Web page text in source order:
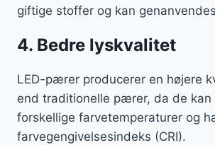
giftige stoffer og kan
4. Bedre lyskvalitet
LED-pærer producerer en højere
end traditionelle pærer, da de kan
forskellige farvetemperaturer og
farvegengivelsesindeks (CRI).